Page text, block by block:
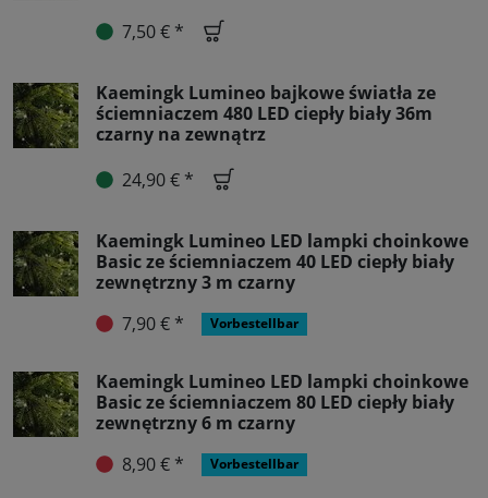
7,50 € *
Kaemingk Lumineo bajkowe światła ze
ściemniaczem 480 LED ciepły biały 36m
czarny na zewnątrz
24,90 € *
Kaemingk Lumineo LED lampki choinkowe
Basic ze ściemniaczem 40 LED ciepły biały
zewnętrzny 3 m czarny
7,90 € *
Vorbestellbar
Kaemingk Lumineo LED lampki choinkowe
Basic ze ściemniaczem 80 LED ciepły biały
zewnętrzny 6 m czarny
8,90 € *
Vorbestellbar